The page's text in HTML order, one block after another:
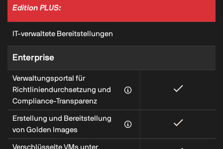
Edition PLUS:
IT-verwaltete Bereitstellungen
Enterprise
Verwaltungsportal für
Richtliniendurchsetzung und
Compliance-Transparenz
Erstellung und Bereitstellung
von Golden Images
Verschlüsselte VMs unter